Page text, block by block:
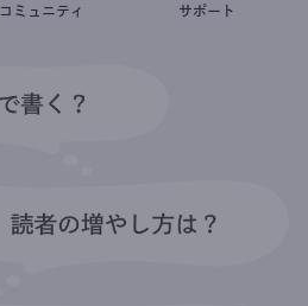
コミュニティ
サポート